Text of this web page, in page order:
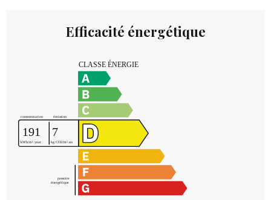
Efficacité énergétique